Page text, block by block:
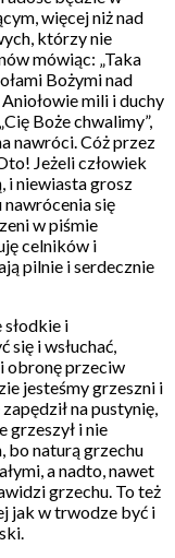
więcej niż nad
którzy nie
mówiąc: „Taka
Bożymi nad
mili i duchy
Boże chwalimy”,
nawróci. Cóż przez
Jeżeli człowiek
i niewiasta grosz
nawrócenia się
w piśmie
celników i
pilnie i serdecznie
i
się i wsłuchać,
obronę przeciw
jesteśmy grzeszni i
na pustynię,
grzeszył i nie
bo naturą grzechu
a nadto, nawet
grzechu. To też
jak w trwodze być i